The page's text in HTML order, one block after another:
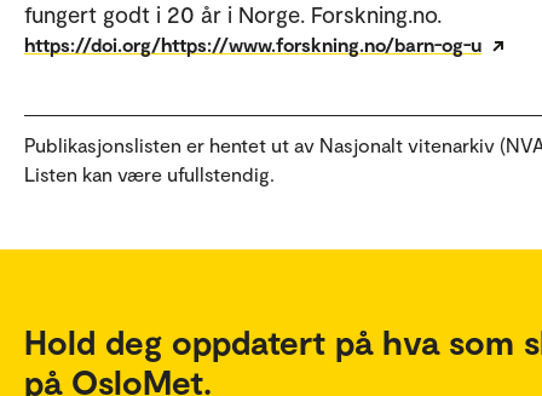
fungert godt i 20 år i Norge. Forskning.no.
https://doi.org/https://www.forskning.no/barn-og-u
Publikasjonslisten er hentet ut av Nasjonalt vitenarkiv
Listen kan være ufullstendig.
Hold deg oppdatert på hva som
på OsloMet.